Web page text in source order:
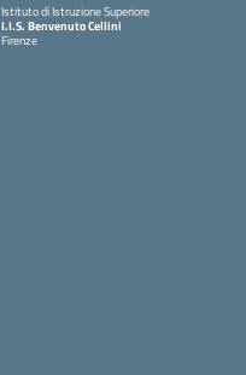
Istituto di Istruzione Superiore
I.I.S. Benvenuto Cellini
Firenze